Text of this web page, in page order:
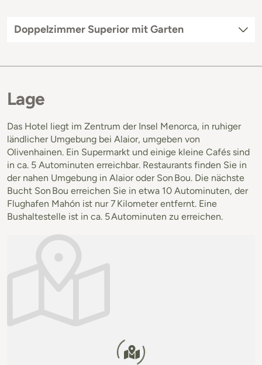
Doppelzimmer Superior mit Garten
Lage
Das Hotel liegt im Zentrum der Insel Menorca, in ruhiger
ländlicher Umgebung bei Alaior, umgeben von
Olivenhainen. Ein Supermarkt und einige kleine Cafés sind
in ca. 5 Autominuten erreichbar. Restaurants finden Sie in
der nahen Umgebung in Alaior oder Son Bou. Die nächste
Bucht Son Bou erreichen Sie in etwa 10 Autominuten, der
Flughafen Mahón ist nur 7 Kilometer entfernt. Eine
Bushaltestelle ist in ca. 5 Autominuten zu erreichen.